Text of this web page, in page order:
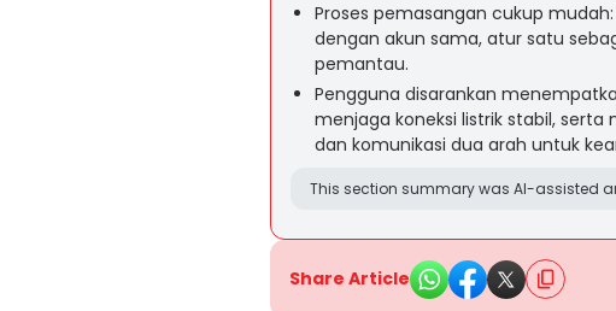
Proses pemasangan cukup
dengan akun sama, atur satu
pemantau.
Pengguna disarankan
menjaga koneksi listrik stabil,
dan komunikasi dua arah untuk
This section summary was AI-assisted
Share Article